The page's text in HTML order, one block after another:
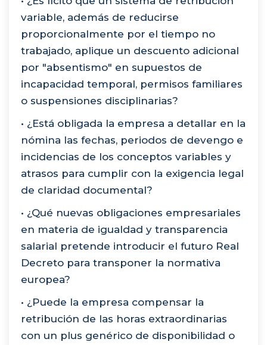
variable, además de reducirse
proporcionalmente por el tiempo no
trabajado, aplique un descuento adicional
por "absentismo" en supuestos de
incapacidad temporal, permisos familiares
o suspensiones disciplinarias?
• ¿Está obligada la empresa a detallar en la
nómina las fechas, periodos de devengo e
incidencias de los conceptos variables y
atrasos para cumplir con la exigencia legal
de claridad documental?
• ¿Qué nuevas obligaciones empresariales
en materia de igualdad y transparencia
salarial pretende introducir el futuro Real
Decreto para transponer la normativa
europea?
• ¿Puede la empresa compensar la
retribución de las horas extraordinarias
con un plus genérico de disponibilidad o